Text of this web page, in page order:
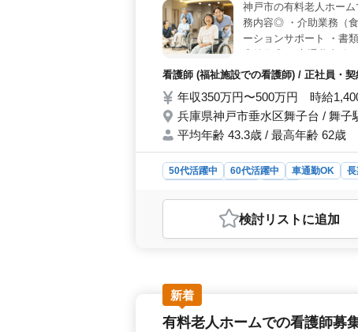
など、利用者の方々の健康管理や生活
し、利用者の方々の生活の質を向上さ
神戸市の有料老人ホー
務内容◎ ・介助業務（
ーションサポート ・書
先的なお仕事です☆彡
看護師 (福祉施設での看護師) / 正社員・
年収350万円〜500万円 時給
兵庫県神戸市垂水区舞子台 / 舞子
平均年齢 43.3歳 / 最高年齢 62歳
50代活躍中 60代活躍中 車通勤OK 長
おすすめポイント
＜職場魅力＞ 兵庫県神戸市の有料老
環境です。お気軽にお問い合わせ
た福利厚生。安心して働くことがで
場。地域密着の施設で、経験を活かし
検討リスト に追加
新着
有料老人ホームでの看護師募